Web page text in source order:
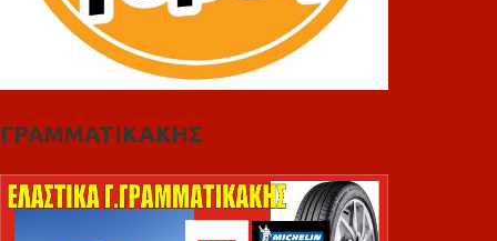
ΓΡΑΜΜΑΤΙΚΑΚΗΣ